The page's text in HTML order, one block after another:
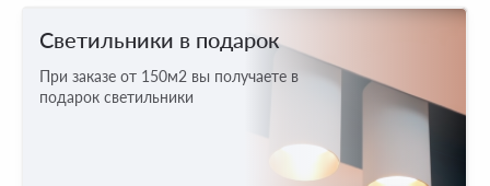
Светильники в подарок
При заказе от 150м2 вы получаете в
подарок светильники